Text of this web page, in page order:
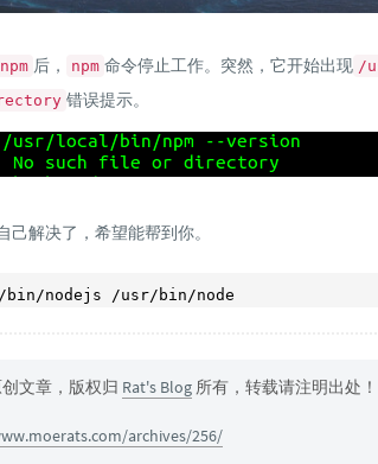
npm 后， npm 命令停止工作。突然，它开始出现 /
错误提示。
解决了，希望能帮到你。
文章，版权归 Rat's Blog 所有，转载请注明出处！
archives/256/